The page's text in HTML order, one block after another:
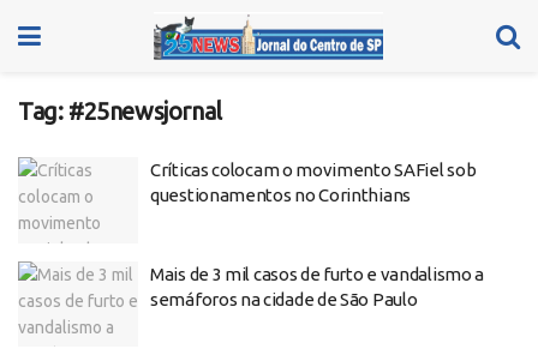
Tag: #25newsjornal
Críticas colocam o movimento SAFiel sob
questionamentos no Corinthians
Mais de 3 mil casos de furto e vandalismo a
semáforos na cidade de São Paulo